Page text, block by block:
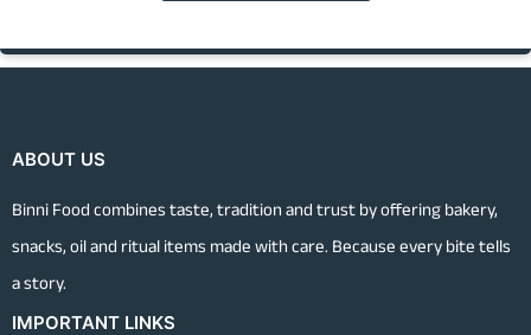
ABOUT US
Binni Food combines taste, tradition and trust by offering bakery,
snacks, oil and ritual items made with care. Because every bite tells
a story.
IMPORTANT LINKS